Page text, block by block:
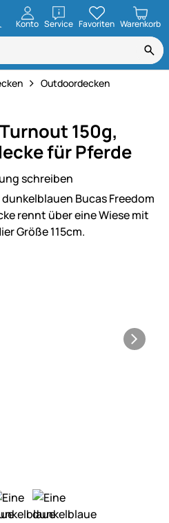
Konto ServiceöffnenFavoriten Warenkorb
Outdoordecken
150g,
für Pferde
schreiben